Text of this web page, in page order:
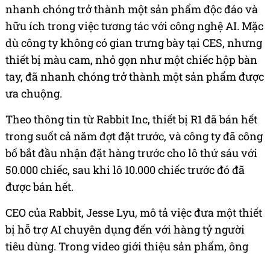
nhanh chóng trở thành một sản phẩm độc đáo và
hữu ích trong việc tương tác với công nghệ AI. Mặc
dù công ty không có gian trưng bày tại CES, nhưng
thiết bị màu cam, nhỏ gọn như một chiếc hộp bàn
tay, đã nhanh chóng trở thành một sản phẩm được
ưa chuộng.
Theo thông tin từ Rabbit Inc, thiết bị R1 đã bán hết
trong suốt cả năm đợt đặt trước, và công ty đã công
bố bắt đầu nhận đặt hàng trước cho lô thứ sáu với
50.000 chiếc, sau khi lô 10.000 chiếc trước đó đã
được bán hết.
CEO của Rabbit, Jesse Lyu, mô tả việc đưa một thiết
bị hỗ trợ AI chuyên dụng đến với hàng tỷ người
tiêu dùng. Trong video giới thiệu sản phẩm, ông